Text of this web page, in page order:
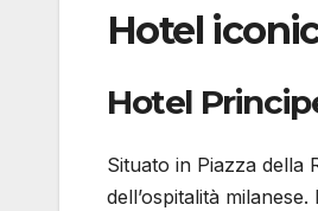
Hotel
Hotel
Situato in Piazza della
dell’ospitalità